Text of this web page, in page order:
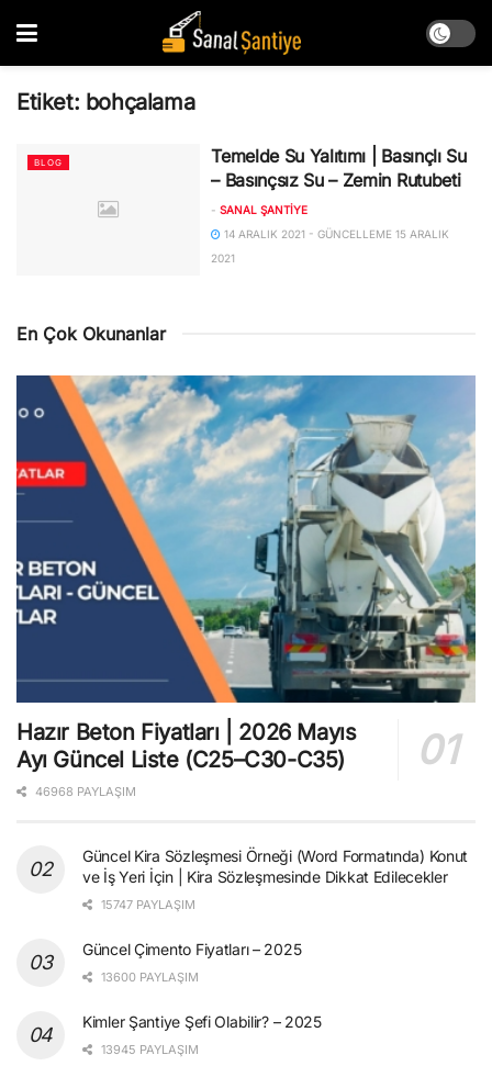
Etiket: bohçalama
BLOG
Temelde Su Yalıtımı | Basınçlı Su
– Basınçsız Su – Zemin Rutubeti
- SANAL ŞANTIYE
14 ARALIK 2021 - GÜNCELLEME 15 ARALIK
2021
En Çok Okunanlar
Hazır Beton Fiyatları | 2026 Mayıs
Ayı Güncel Liste (C25–C30-C35)
46968 PAYLAŞIM
Güncel Kira Sözleşmesi Örneği (Word Formatında) Konut
ve İş Yeri İçin | Kira Sözleşmesinde Dikkat Edilecekler
15747 PAYLAŞIM
Güncel Çimento Fiyatları – 2025
13600 PAYLAŞIM
Kimler Şantiye Şefi Olabilir? – 2025
13945 PAYLAŞIM